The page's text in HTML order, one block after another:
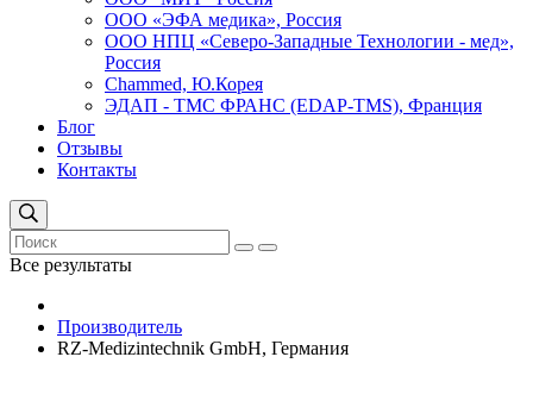
ООО «ЭФА медика», Россия
ООО НПЦ «Северо-Западные Технологии - мед»,
Россия
Сhammed, Ю.Корея
ЭДАП - ТМС ФРАНС (EDAP-TMS), Франция
Блог
Отзывы
Контакты
Все результаты
Производитель
RZ-Medizintechnik GmbH, Германия